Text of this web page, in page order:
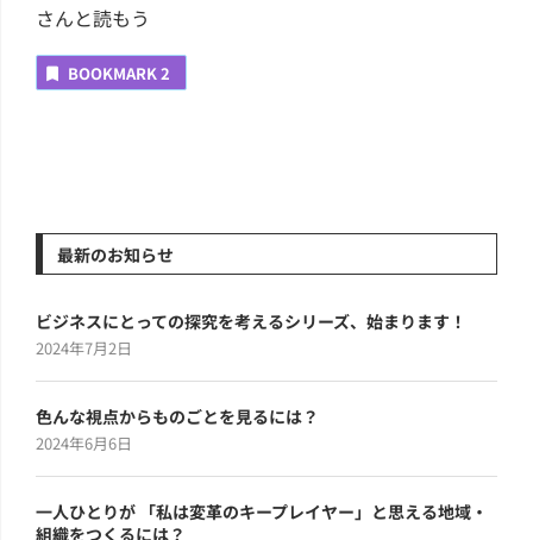
さんと読もう
BOOKMARK 2
最新のお知らせ
ビジネスにとっての探究を考えるシリーズ、始まります！
2024年7月2日
色んな視点からものごとを見るには？
2024年6月6日
一人ひとりが 「私は変革のキープレイヤー」と思える地域・
組織をつくるには？